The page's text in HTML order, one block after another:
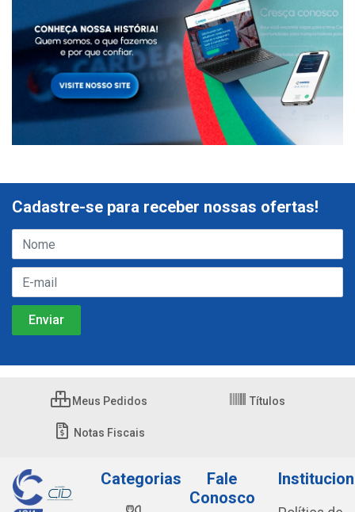
Cadastre-se para receber nossas ofertas!
Meus Pedidos Títulos
Notas Fiscais
Categorias
Fale
Conosco